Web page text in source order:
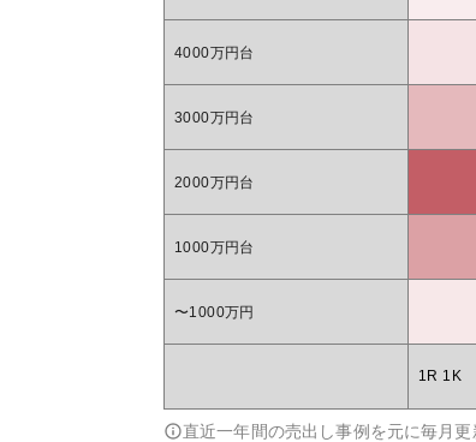
4000万円台
3000万円台
2000万円台
1000万円台
〜1000万円
1R 1K
直近一年間の売出し事例を元に毎月